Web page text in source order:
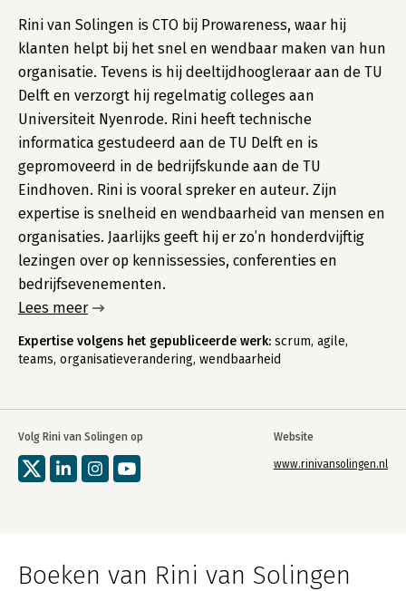
Volg Rini van Solingen op Website
www.rinivansolingen.nl
Rini van Solingen is CTO bij Prowareness, waar hij
klanten helpt bij het snel en wendbaar maken van hun
organisatie. Tevens is hij deeltijdhoogleraar aan de TU
Delft en verzorgt hij regelmatig colleges aan
Universiteit Nyenrode. Rini heeft technische
informatica gestudeerd aan de TU Delft en is
gepromoveerd in de bedrijfskunde aan de TU
Eindhoven. Rini is vooral spreker en auteur. Zijn
expertise is snelheid en wendbaarheid van mensen en
organisaties. Jaarlijks geeft hij er zo’n honderdvijftig
lezingen over op kennissessies, conferenties en
bedrijfsevenementen.
Lees meer
Expertise volgens het gepubliceerde werk: scrum, agile,
teams, organisatieverandering, wendbaarheid
Boeken van Rini van Solingen